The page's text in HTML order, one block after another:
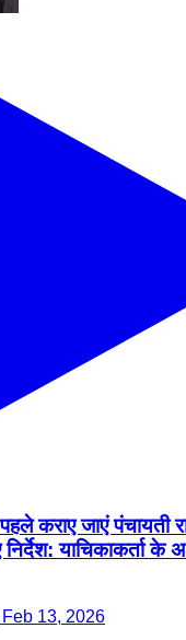
कराए जाएं पंचायती
याचिकाकर्ता के
13, 2026